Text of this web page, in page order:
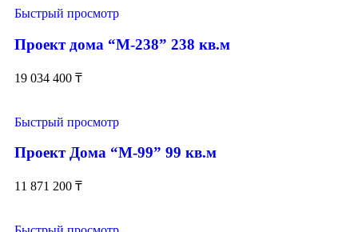
Быстрый просмотр
Проект дома “М-238” 238 кв.м
19 034 400 ₸
Быстрый просмотр
Проект Дома “М-99” 99 кв.м
11 871 200 ₸